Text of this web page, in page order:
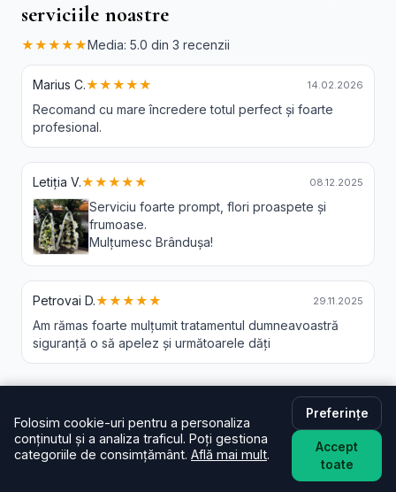
serviciile noastre
★★★★★Media: 5.0 din 3 recenzii
Marius C.★★★★★ 14.02.2026
Recomand cu mare încredere totul perfect și foarte
profesional.
Letiția V.★★★★★ 08.12.2025
Serviciu foarte prompt, flori proaspete și
frumoase.
Mulțumesc Brândușa!
Petrovai D.★★★★★ 29.11.2025
Am rămas foarte mulțumit tratamentul dumneavoastră
siguranță o să apelez și următoarele dăți
Livrare Flori Valea Daljii - Intrebari
Frecvente
Folosim cookie-uri pentru a personaliza
conținutul și a analiza traficul. Poți gestiona
categoriile de consimțământ. Află mai mult.
Preferințe
Accept
toate